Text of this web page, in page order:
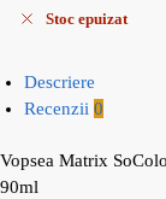
Stoc epuizat
Descriere
Recenzii 0
Vopsea Matrix
90ml